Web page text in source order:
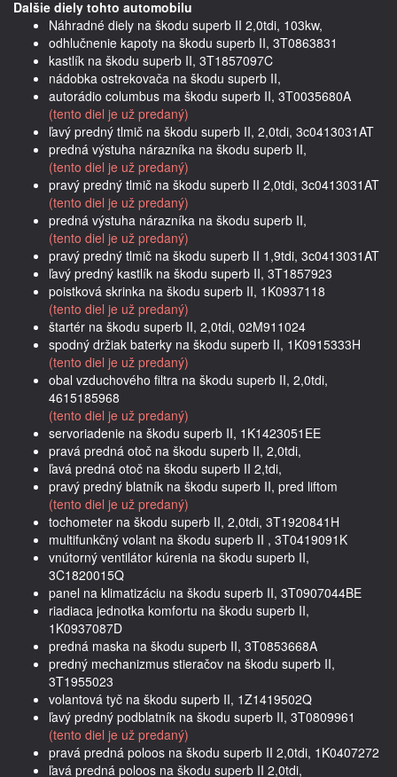
Dalšie diely tohto automobilu
Náhradné diely na škodu superb II 2,0tdi, 103kw,
odhlučnenie kapoty na škodu superb II, 3T0863831
kastlík na škodu superb II, 3T1857097C
nádobka ostrekovača na škodu superb II,
autorádio columbus ma škodu superb II, 3T0035680A
(tento diel je už predaný)
ľavý predný tlmič na škodu superb II, 2,0tdi, 3c0413031AT
predná výstuha nárazníka na škodu superb II,
(tento diel je už predaný)
pravý predný tlmič na škodu superb II 2,0tdi, 3c0413031AT
(tento diel je už predaný)
predná výstuha nárazníka na škodu superb II,
(tento diel je už predaný)
pravý predný tlmič na škodu superb II 1,9tdi, 3c0413031AT
ľavý predný kastlík na škodu superb II, 3T1857923
poistková skrinka na škodu superb II, 1K0937118
(tento diel je už predaný)
štartér na škodu superb II, 2,0tdi, 02M911024
spodný držiak baterky na škodu superb II, 1K0915333H
(tento diel je už predaný)
obal vzduchového filtra na škodu superb II, 2,0tdi,
4615185968
(tento diel je už predaný)
servoriadenie na škodu superb II, 1K1423051EE
pravá predná otoč na škodu superb II, 2,0tdi,
ľavá predná otoč na škodu superb II 2,tdi,
pravý predný blatník na škodu superb II, pred liftom
(tento diel je už predaný)
tochometer na škodu superb II, 2,0tdi, 3T1920841H
multifunkčný volant na škodu superb II , 3T0419091K
vnútorný ventilátor kúrenia na škodu superb II,
3C1820015Q
panel na klimatizáciu na škodu superb II, 3T0907044BE
riadiaca jednotka komfortu na škodu superb II,
1K0937087D
predná maska na škodu superb II, 3T0853668A
predný mechanizmus stieračov na škodu superb II,
3T1955023
volantová tyč na škodu superb II, 1Z1419502Q
ľavý predný podblatník na škodu superb II, 3T0809961
(tento diel je už predaný)
pravá predná poloos na škodu superb II 2,0tdi, 1K0407272
ľavá predná poloos na škodu superb II 2,0tdi,